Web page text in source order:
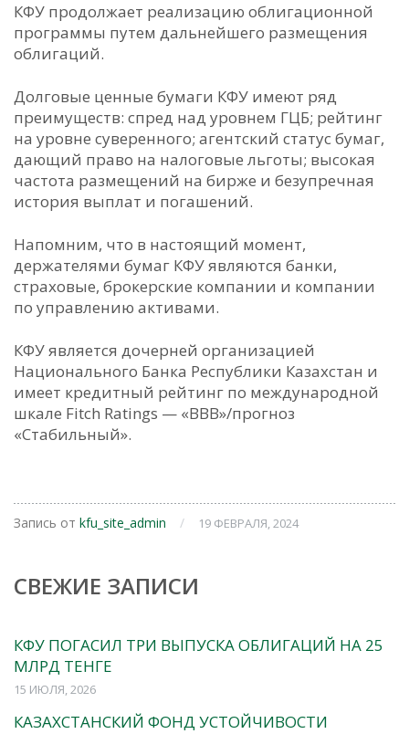
КФУ продолжает реализацию облигационной
программы путем дальнейшего размещения
облигаций.
Долговые ценные бумаги КФУ имеют ряд
преимуществ: спред над уровнем ГЦБ; рейтинг
на уровне суверенного; агентский статус бумаг,
дающий право на налоговые льготы; высокая
частота размещений на бирже и безупречная
история выплат и погашений.
Напомним, что в настоящий момент,
держателями бумаг КФУ являются банки,
страховые, брокерские компании и компании
по управлению активами.
КФУ является дочерней организацией
Национального Банка Республики Казахстан и
имеет кредитный рейтинг по международной
шкале Fitch Ratings — «BBB»/прогноз
«Стабильный».
Запись от kfu_site_admin / 19 ФЕВРАЛЯ, 2024
СВЕЖИЕ ЗАПИСИ
КФУ ПОГАСИЛ ТРИ ВЫПУСКА ОБЛИГАЦИЙ НА 25
МЛРД ТЕНГЕ
15 ИЮЛЯ, 2026
КАЗАХСТАНСКИЙ ФОНД УСТОЙЧИВОСТИ